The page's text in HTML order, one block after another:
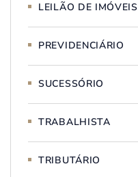
LEILÃO DE IMÓVEIS
PREVIDENCIÁRIO
SUCESSÓRIO
TRABALHISTA
TRIBUTÁRIO